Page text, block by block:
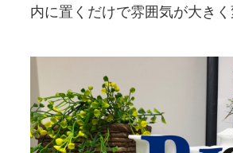
内に置くだけで雰囲気が大きく